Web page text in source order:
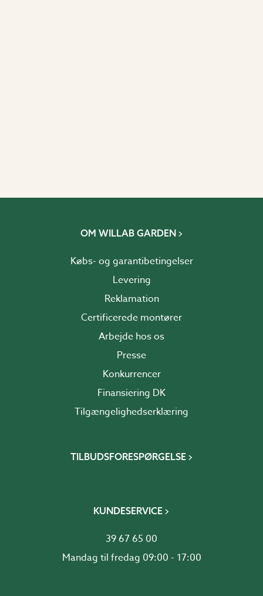
OM WILLAB GARDEN
Købs- og garantibetingelser
Levering
Reklamation
Certificerede montører
Arbejde hos os
Presse
Konkurrencer
Finansiering DK
Tilgængelighedserklæring
TILBUDSFORESPØRGELSE
KUNDESERVICE
39 67 65 00
Mandag til fredag 09:00 - 17:00